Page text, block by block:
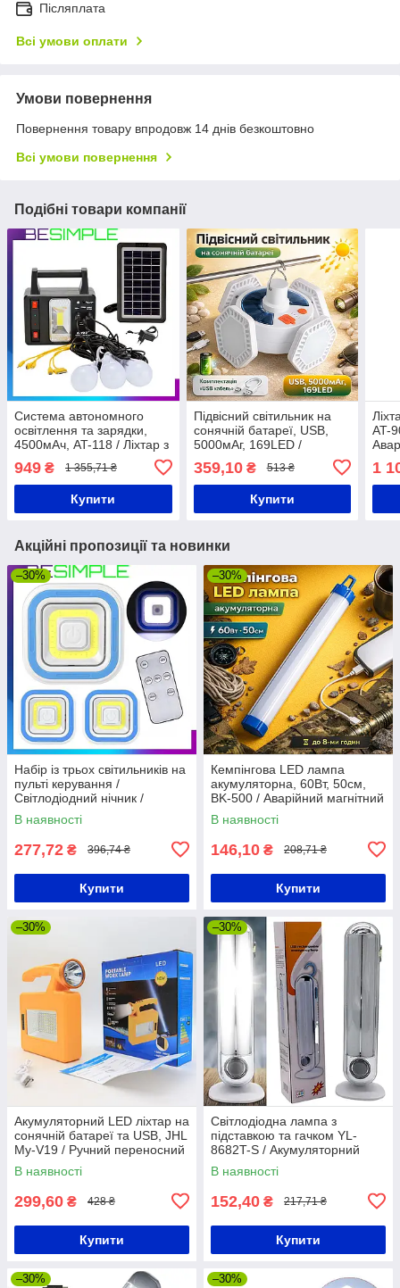
Післяплата
Всі умови оплати
Умови повернення
Повернення товару впродовж 14 днів безкоштовно
Всі умови повернення
Подібні товари компанії
Система автономного
освітлення та зарядки,
4500мАч, AT-118 / Ліхтар з
повербанком на сонячній
панелі
949 ₴ 1 355,71 ₴
Купити
Підвісний світильник на
сонячній батареї, USB,
5000мАг, 169LED /
ліхтар з повербанком /
Кемпінговий LED
359,10₴ 513 ₴
Купити
AT-
1
Акційні пропозиції та новинки
–30%
Набір із трьох світильників на
пульті керування /
Світлодіодний нічник /
Автономні LED лампи на
батарейках
В наявності
277,72 ₴ 396,74 ₴
Купити
–30%
Кемпінгова LED лампа
акумуляторна, 60Вт, 50см,
BK-500 / Аварійний магнітний
ліхтар для кемпінгу /
Світлодіодний ліхтар з гачком
В наявності
146,10 ₴ 208,71 ₴
Купити
–30%
Акумуляторний LED ліхтар на
сонячній батареї та USB, JHL
My-V19 / Ручний переносний
ліхтар
В наявності
299,60 ₴ 428 ₴
Купити
–30%
Світлодіодна лампа з
підставкою та гачком YL-
8682T-S / Акумуляторний
світильник / Кемпінговий
ліхтар
В наявності
152,40 ₴ 217,71 ₴
Купити
–30% –30%